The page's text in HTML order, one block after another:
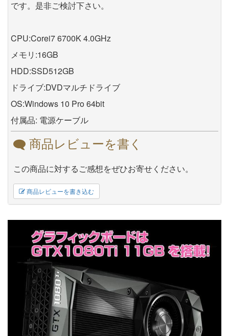
です。是非ご検討下さい。
CPU:Corei7 6700K 4.0GHz
メモリ:16GB
HDD:SSD512GB
ドライブ:DVDマルチドライブ
OS:Windows 10 Pro 64bit
付属品: 電源ケーブル
商品レビューを書く
この商品に対するご感想をぜひお寄せください。
商品レビューを書き込む